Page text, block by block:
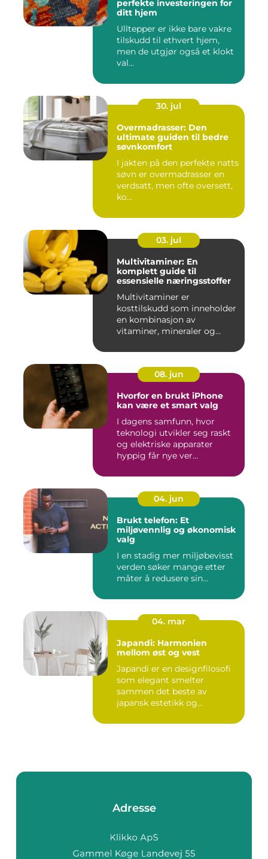
perfekte investeringen for
ditt hjem
Ulltepper er ikke bare vakre
tilskudd til ethvert hjem,
men de utgjør også et klokt
val...
30. jul
Overmadrasser: Den
ultimate guiden til bedre
søvnkomfort
I jakten på den perfekte natts
søvn er overmadrasser en
verdsatt, men ofte oversett,
ko...
03. jul
Multivitaminer: En
komplett guide til
essensielle næringsstoffer
Multivitaminer er
kosttilskudd som inneholder
en kombinasjon av
vitaminer, mineraler og
08. jun
Hvorfor en brukt iPhone
kan være et smart valg
I dagens samfunn, hvor
teknologi utvikler seg raskt
og elektriske apparater
hyppig får nye ver...
04. jun
Brukt telefon: Et
miljøvennlig og økonomisk
valg
I en stadig mer miljøbevisst
verden søker mange etter
måter å redusere sin...
04. mar
Japandi: Harmonien
mellom øst og vest
Japandi er en designfilosofi
som elegant smelter
sammen det beste av
japansk estetikk og
Adresse